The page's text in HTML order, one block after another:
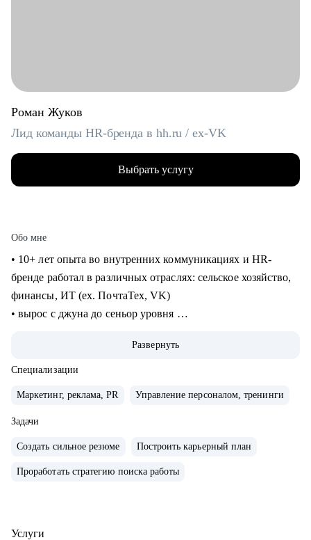
Роман Жуков
Лид команды HR-бренда в hh.ru / ex-VK
Выбрать услугу
Обо мне
• 10+ лет опыта во внутренних коммуникациях и HR-
бренде работал в различных отраслях: сельское хозяйство,
финансы, ИТ (ех. ПочтаТех, VK)
• вырос с джуна до сеньор уровня
компаниях с нуля, создавал и внедрял EVP, и новые
концепции бренда работодателя
человек для внешних и внутренних участников
• сейчас развиваю бренд работодателя в лидере HR-tech
России.
развития HR-бренда
• сформулировать карьерную цель и разработать план для
Развернуть
Специализации
Маркетинг, реклама, PR Управление персоналом, тренинги
Задачи
Создать сильное резюме Построить карьерный план
Проработать стратегию поиска работы
Услуги